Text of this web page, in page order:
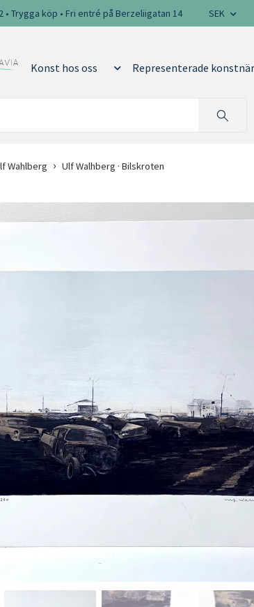
• Trygga köp • Fri entré på Berzeliigatan 14 SEK
Konst hos oss Representerade
Wahlberg Ulf Walhberg · Bilskroten